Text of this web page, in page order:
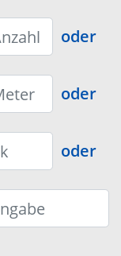
oder
oder
oder